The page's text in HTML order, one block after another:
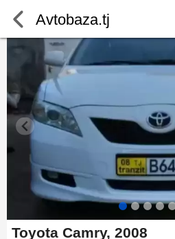
Toyota Camry, 2008
Avtobaza.tj